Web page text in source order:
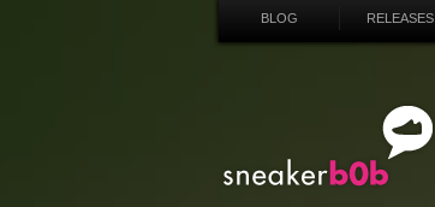
BLOG RELEASES